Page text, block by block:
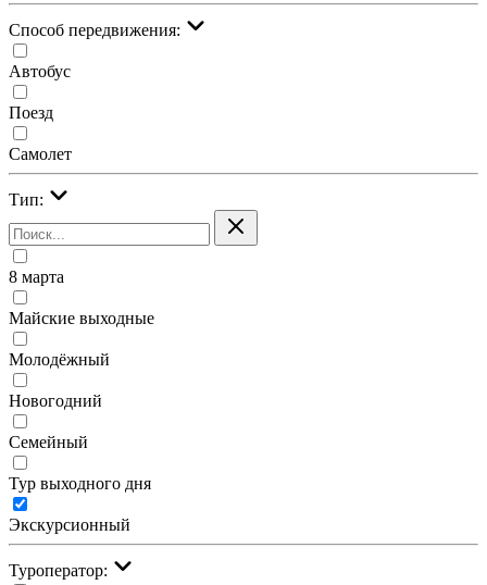
Cпособ передвижения:
Автобус
Поезд
Самолет
Тип:
8 марта
Майские выходные
Молодёжный
Новогодний
Семейный
Тур выходного дня
Экскурсионный
Туроператор: